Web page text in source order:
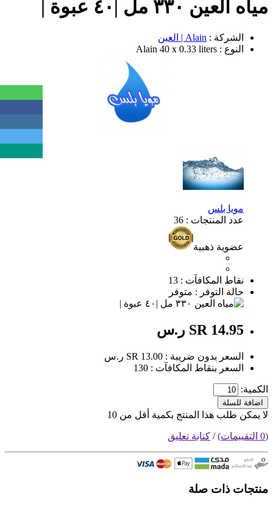
مياه العين ٣٣٠ مل |٤٠ عبوة |
الشركة : Alain | العين
النوع : Alain 40 x 0.33 liters
مويا بلس
عدد المنتجات : 36
عضوية ذهبية
نقاط المكافآت : 13
حالة التوفر : متوفر
SR 14.95 ر.س
السعر بدون ضريبة : SR 13.00 ر.س
السعر بنقاط المكافآت : 130
الكمية:
اضافة للسلة
لا يمكن طلب هذا المنتج بكمية أقل من 10
(0 التقييمات) / كتابة تعليق
منتجات ذات صلة